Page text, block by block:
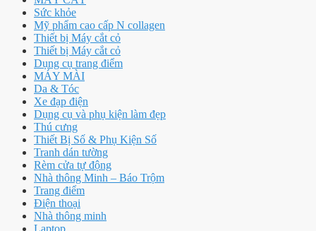
Sức khỏe
Mỹ phẩm cao cấp N collagen
Thiết bị Máy cắt cỏ
Thiết bị Máy cắt cỏ
Dụng cụ trang điểm
MÁY MÀI
Da & Tóc
Xe đạp điện
Dụng cụ và phụ kiện làm đẹp
Thú cưng
Thiết Bị Số & Phụ Kiện Số
Tranh dán tường
Rèm cửa tự động
Nhà thông Minh – Báo Trộm
Trang điểm
Điện thoại
Nhà thông minh
Laptop